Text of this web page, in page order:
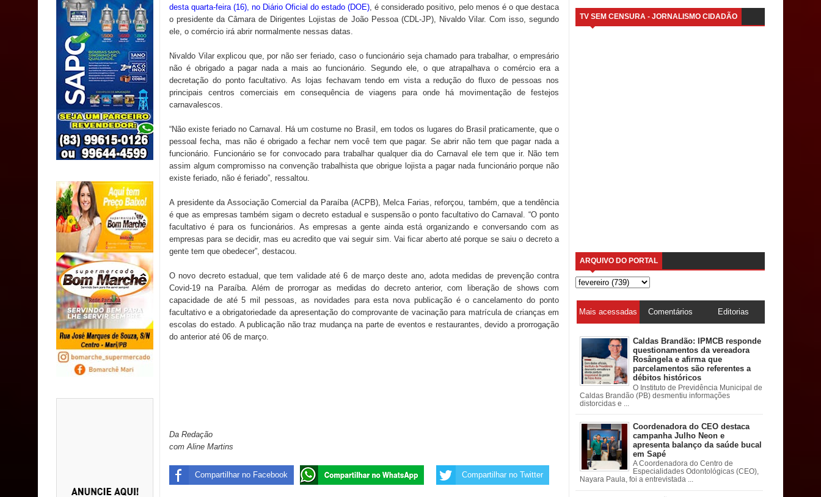
Vereador Davyd Matias reúne cerca de 200 lideranças em apoio à pré-candidatura de Denise Ribeiro à
Assembleia Legislativa
Mari marca presença no maior evento de saúde pública do planeta com foco na qualificação dos serviços do
MULUNGU: Servidora revela Perseguição na Gestão de Daniella Ribeiro e prática repudiável revolta
população
Caldas Brandão: IPMCB responde questionamentos da vereadora Rosângela e afirma que parcelamentos
são referentes a débitos históricos
INCLUSÃO: Prefeitura de Sapé abre inscrições para Programa CNH Social; veja documentação necessária!
desta quarta-feira (16), no Diário Oficial do estado (DOE) , é considerado positivo, pelo menos é o que destaca
o presidente da Câmara de Dirigentes Lojistas de João Pessoa (CDL-JP), Nivaldo Vilar. Com isso, segundo
ele, o comércio irá abrir normalmente nessas datas.
Nivaldo Vilar explicou que, por não ser feriado, caso o funcionário seja chamado para trabalhar, o empresário
não é obrigado a pagar nada a mais ao funcionário. Segundo ele, o que atrapalhava o comércio era a
decretação do ponto facultativo. As lojas fechavam tendo em vista a redução do fluxo de pessoas nos
principais centros comerciais em consequência de viagens para onde há movimentação de festejos
carnavalescos.
“Não existe feriado no Carnaval. Há um costume no Brasil, em todos os lugares do Brasil praticamente, que o
pessoal fecha, mas não é obrigado a fechar nem você tem que pagar. Se abrir não tem que pagar nada a
funcionário. Funcionário se for convocado para trabalhar qualquer dia do Carnaval ele tem que ir. Não tem
assim algum compromisso na convenção trabalhista que obrigue lojista a pagar nada funcionário porque não
existe feriado, não é feriado”, ressaltou.
A presidente da Associação Comercial da Paraíba (ACPB), Melca Farias, reforçou, também, que a tendência
é que as empresas também sigam o decreto estadual e suspensão o ponto facultativo do Carnaval. “O ponto
facultativo é para os funcionários. As empresas a gente ainda está organizando e conversando com as
empresas para se decidir, mas eu acredito que vai seguir sim. Vai ficar aberto até porque se saiu o decreto a
gente tem que obedecer”, destacou.
O novo decreto estadual, que tem validade até 6 de março deste ano, adota medidas de prevenção contra
Covid-19 na Paraíba. Além de prorrogar as medidas do decreto anterior, com liberação de shows com
capacidade de até 5 mil pessoas, as novidades para esta nova publicação é o cancelamento do ponto
facultativo e a obrigatoriedade da apresentação do comprovante de vacinação para matrícula de crianças em
escolas do estado. A publicação não traz mudança na parte de eventos e restaurantes, devido a prorrogação
do anterior até 06 de março.
Da Redação
com Aline Martins
Compartilhar no Facebook Compartilhar no Twitter
TV SEM CENSURA - JORNALISMO CIDADÃO
ARQUIVO DO PORTAL
Mais acessadas Comentários Editorias
Caldas Brandão: IPMCB responde
questionamentos da vereadora
Rosângela e afirma que
parcelamentos são referentes a
débitos históricos
O Instituto de Previdência Municipal de
Caldas Brandão (PB) desmentiu informações
distorcidas e ...
Coordenadora do CEO destaca
campanha Julho Neon e
apresenta balanço da saúde bucal
em Sapé
A Coordenadora do Centro de
Especialidades Odontológicas (CEO),
Nayara Paula, foi a entrevistada ...